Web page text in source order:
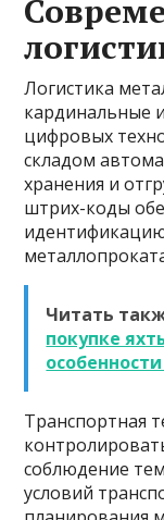
Логистика
кардинальные
цифровых
складом
хранения и
штрих-коды
Читать
покупке
Транспортная
соблюдение
условий